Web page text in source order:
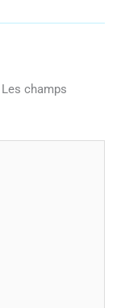
Les champs